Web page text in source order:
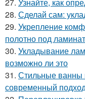
28. Сделай сам:
29. Укрепление
полотно под ламинат
30. Укладывание
возможно ли это
31. Стильные ванны
современный